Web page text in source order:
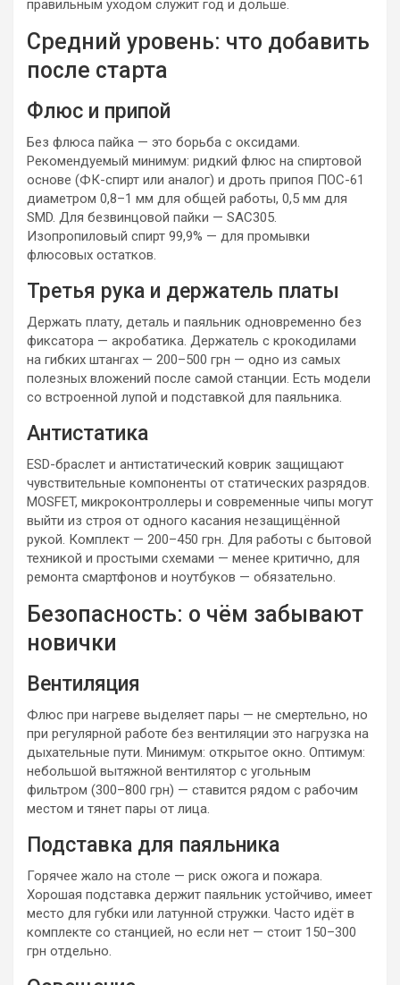
правильным уходом служит год и дольше.
Средний уровень: что добавить
после старта
Флюс и припой
Без флюса пайка — это борьба с оксидами.
Рекомендуемый минимум: ридкий флюс на спиртовой
основе (ФК-спирт или аналог) и дроть припоя ПОС-61
диаметром 0,8–1 мм для общей работы, 0,5 мм для
SMD. Для безвинцовой пайки — SAC305.
Изопропиловый спирт 99,9% — для промывки
флюсовых остатков.
Третья рука и держатель платы
Держать плату, деталь и паяльник одновременно без
фиксатора — акробатика. Держатель с крокодилами
на гибких штангах — 200–500 грн — одно из самых
полезных вложений после самой станции. Есть модели
со встроенной лупой и подставкой для паяльника.
Антистатика
ESD-браслет и антистатический коврик защищают
чувствительные компоненты от статических разрядов.
MOSFET, микроконтроллеры и современные чипы могут
выйти из строя от одного касания незащищённой
рукой. Комплект — 200–450 грн. Для работы с бытовой
техникой и простыми схемами — менее критично, для
ремонта смартфонов и ноутбуков — обязательно.
Безопасность: о чём забывают
новички
Вентиляция
Флюс при нагреве выделяет пары — не смертельно, но
при регулярной работе без вентиляции это нагрузка на
дыхательные пути. Минимум: открытое окно. Оптимум:
небольшой вытяжной вентилятор с угольным
фильтром (300–800 грн) — ставится рядом с рабочим
местом и тянет пары от лица.
Подставка для паяльника
Горячее жало на столе — риск ожога и пожара.
Хорошая подставка держит паяльник устойчиво, имеет
место для губки или латунной стружки. Часто идёт в
комплекте со станцией, но если нет — стоит 150–300
грн отдельно.